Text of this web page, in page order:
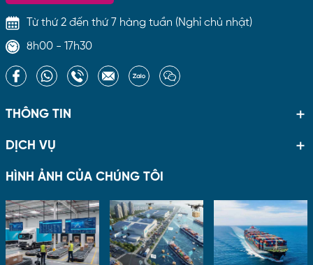
Từ thứ 2 đến thứ 7 hàng tuần (Nghỉ chủ nhật)
8h00 - 17h30
THÔNG TIN
DỊCH VỤ
HÌNH ẢNH CỦA CHÚNG TÔI